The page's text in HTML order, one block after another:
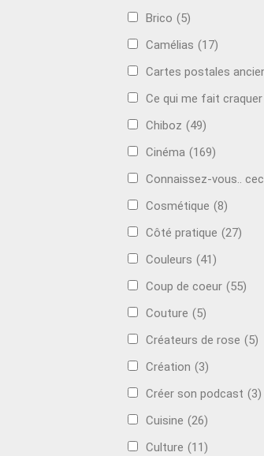
Brico (5)
Camélias (17)
Cartes postales
Ce qui me fait craquer
Chiboz (49)
Cinéma (169)
Connaissez-vous..
Cosmétique (8)
Côté pratique (27)
Couleurs (41)
Coup de coeur (55)
Couture (5)
Créateurs de rose (5)
Création (3)
Créer son podcast (3)
Cuisine (26)
Culture (11)